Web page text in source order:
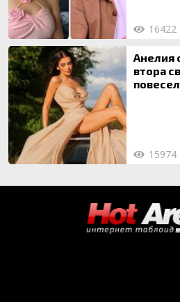
16422
Анелия
втора
15974